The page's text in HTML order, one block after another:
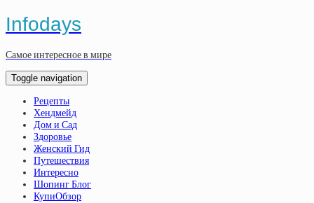
Infodays
Самое интересное в мире
Toggle navigation
Рецепты
Хендмейд
Дом и Сад
Здоровье
Женский Гид
Путешествия
Интересно
Шопинг Блог
КупиОбзор